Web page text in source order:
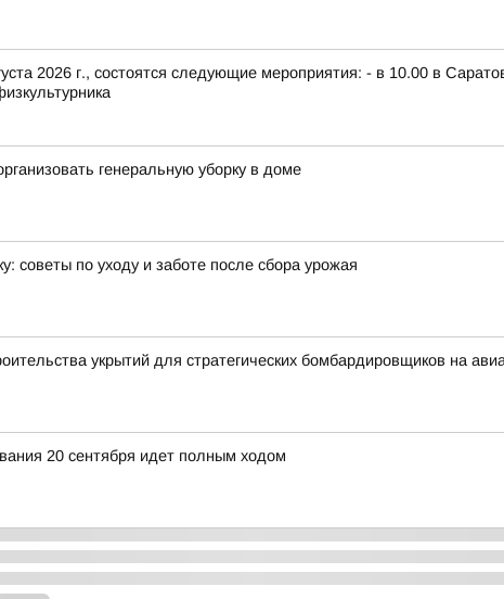
2026 г., состоятся следующие мероприятия: - в 10.00 в
генеральную уборку в доме
советы по уходу и заботе после сбора урожая
укрытий для стратегических бомбардировщиков на
20 сентября идет полным ходом